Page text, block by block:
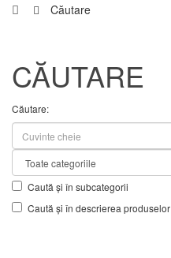
Căutare
CĂUTARE
Căutare:
Caută și în subcategorii
Caută și în descrierea produselor